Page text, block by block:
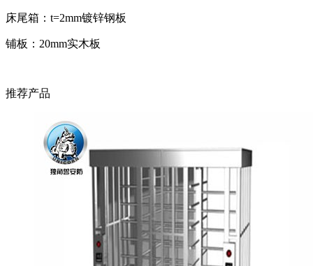
床尾箱：t=2mm镀锌钢板
铺板：20mm实木板
推荐产品